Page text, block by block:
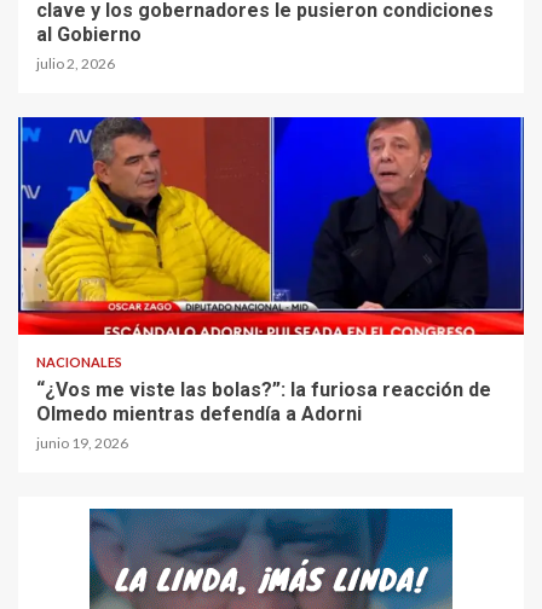
clave y los gobernadores le pusieron condiciones
al Gobierno
julio 2, 2026
NACIONALES
“¿Vos me viste las bolas?”: la furiosa reacción de
Olmedo mientras defendía a Adorni
junio 19, 2026